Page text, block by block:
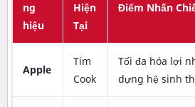
ng
hiệu
Hiện
Tại
Điểm Nhấn
Apple
Tim
Cook
Tối đa hóa lợi
dựng hệ sinh